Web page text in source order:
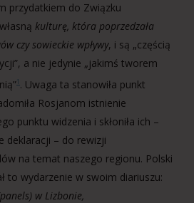
przydatkiem do Związku
kulturę, która poprzedzała
czy sowieckie wpływy, i są „częścią
a nie jedynie „jakimś tworem
1 . Uwaga ta stanowiła punkt
Rosjanom istnienie
punktu widzenia i skłoniła ich –
deklaracji – do rewizji
na temat naszego regionu. Polski
to wydarzenie w swoim diariuszu:
w Lizbonie,